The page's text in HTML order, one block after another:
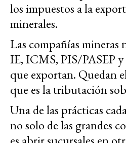
los impuestos a la
minerales.
Las compañías mineras
IE, ICMS, PIS/PASEP
que exportan. Quedan
que es la tributación
Una de las prácticas
no solo de las grandes